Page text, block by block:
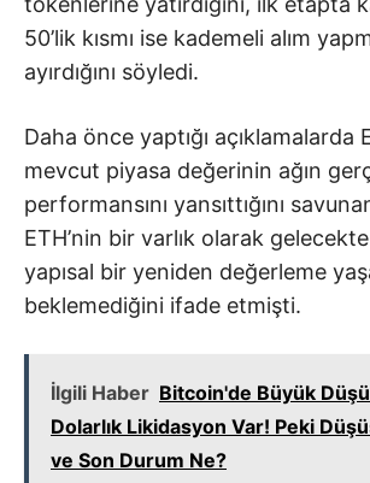
50’lik kısmı ise kademeli alım
ayırdığını söyledi.
Daha önce yaptığı açıklamalarda
mevcut piyasa değerinin ağın
performansını yansıttığını
ETH’nin bir varlık olarak
yapısal bir yeniden değerleme
beklemediğini ifade etmişti.
İlgili Haber Bitcoin'de Büyük
Dolarlık Likidasyon Var! Peki
ve Son Durum Ne?